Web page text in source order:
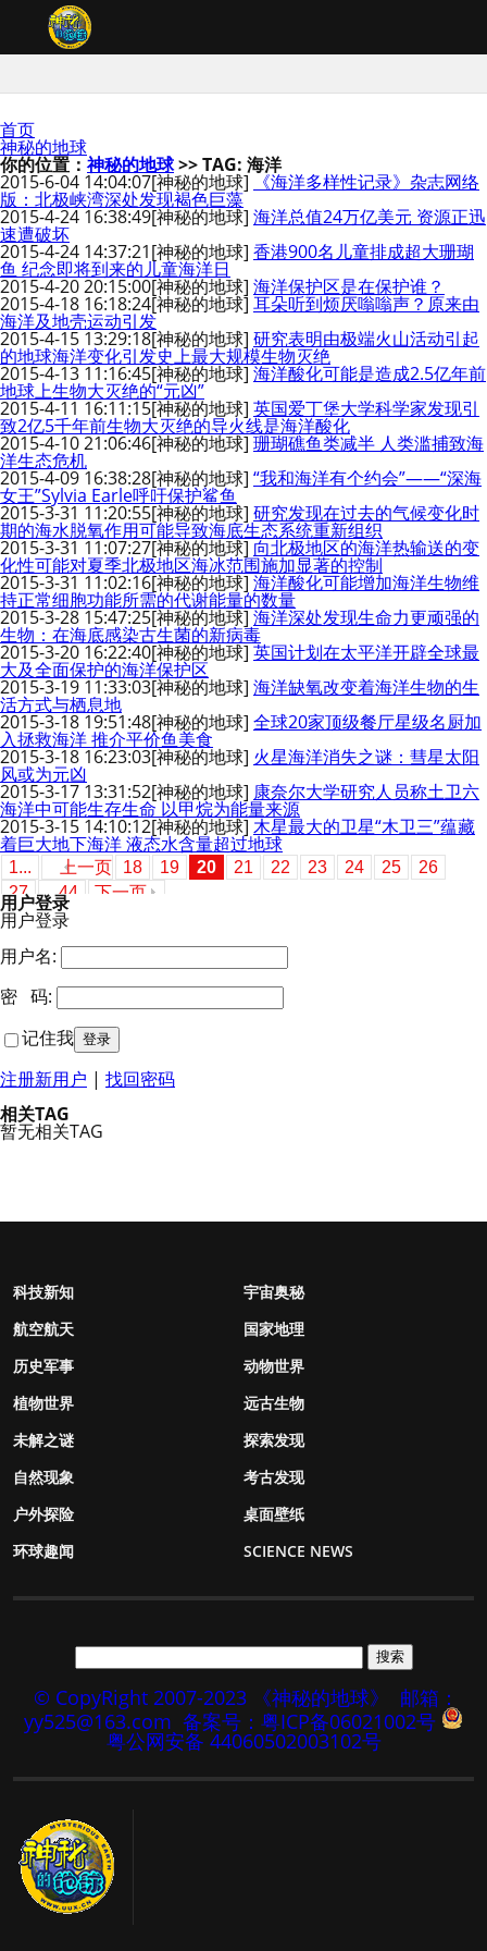
首页
神秘的地球
你的位置：神秘的地球>> TAG: 海洋
2015-6-04 14:04:07[神秘的地球] 《海洋多样性记录》杂志网络
版：北极峡湾深处发现褐色巨藻
2015-4-24 16:38:49[神秘的地球] 海洋总值24万亿美元 资源正迅
速遭破坏
2015-4-24 14:37:21[神秘的地球] 香港900名儿童排成超大珊瑚
鱼 纪念即将到来的儿童海洋日
2015-4-20 20:15:00[神秘的地球] 海洋保护区是在保护谁？
2015-4-18 16:18:24[神秘的地球] 耳朵听到烦厌嗡嗡声？原来由
海洋及地壳运动引发
2015-4-15 13:29:18[神秘的地球] 研究表明由极端火山活动引起
的地球海洋变化引发史上最大规模生物灭绝
2015-4-13 11:16:45[神秘的地球] 海洋酸化可能是造成2.5亿年前
地球上生物大灭绝的“元凶”
2015-4-11 16:11:15[神秘的地球] 英国爱丁堡大学科学家发现引
致2亿5千年前生物大灭绝的导火线是海洋酸化
2015-4-10 21:06:46[神秘的地球] 珊瑚礁鱼类减半 人类滥捕致海
洋生态危机
2015-4-09 16:38:28[神秘的地球] “我和海洋有个约会”——“深海
女王”Sylvia Earle呼吁保护鲨鱼
2015-3-31 11:20:55[神秘的地球] 研究发现在过去的气候变化时
期的海水脱氧作用可能导致海底生态系统重新组织
2015-3-31 11:07:27[神秘的地球] 向北极地区的海洋热输送的变
化性可能对夏季北极地区海冰范围施加显著的控制
2015-3-31 11:02:16[神秘的地球] 海洋酸化可能增加海洋生物维
持正常细胞功能所需的代谢能量的数量
2015-3-28 15:47:25[神秘的地球] 海洋深处发现生命力更顽强的
生物：在海底感染古生菌的新病毒
2015-3-20 16:22:40[神秘的地球] 英国计划在太平洋开辟全球最
大及全面保护的海洋保护区
2015-3-19 11:33:03[神秘的地球] 海洋缺氧改变着海洋生物的生
活方式与栖息地
2015-3-18 19:51:48[神秘的地球] 全球20家顶级餐厅星级名厨加
入拯救海洋 推介平价鱼美食
2015-3-18 16:23:03[神秘的地球] 火星海洋消失之谜：彗星太阳
风或为元凶
2015-3-17 13:31:52[神秘的地球] 康奈尔大学研究人员称土卫六
海洋中可能生存生命 以甲烷为能量来源
2015-3-15 14:10:12[神秘的地球] 木星最大的卫星“木卫三”蕴藏
着巨大地下海洋 液态水含量超过地球
1... 上一页 18 19 20 21 22 23 24 25
26
27
...44 下一页
用户登录
用户登录
用户名:
密 码:
记住我
注册新用户 | 找回密码
相关TAG
暂无相关TAG
科技新知
宇宙奥秘
航空航天
国家地理
历史军事
动物世界
植物世界
远古生物
未解之谜
探索发现
自然现象
考古发现
户外探险
桌面壁纸
环球趣闻
SCIENCE NEWS
© CopyRight 2007-2023 《神秘的地球》
邮箱：
yy525@163.com 备案号：粤ICP备06021002号
粤公网安备 44060502003102号